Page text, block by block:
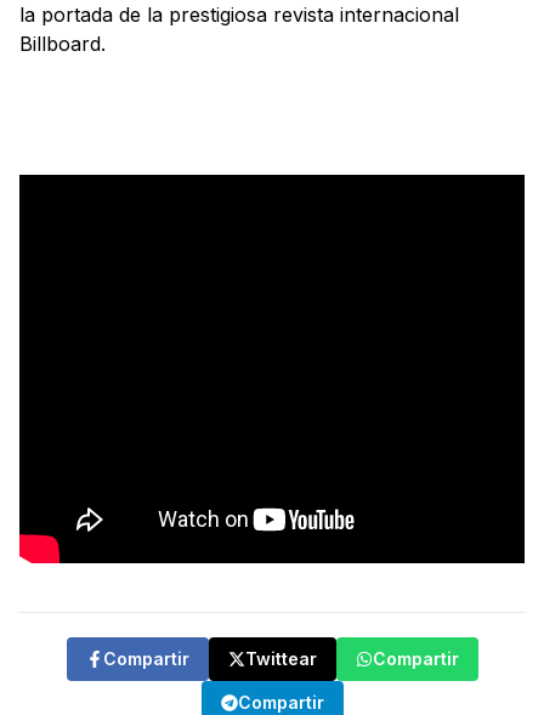
la portada de la prestigiosa revista internacional
Billboard.
Compartir Twittear Compartir
Compartir